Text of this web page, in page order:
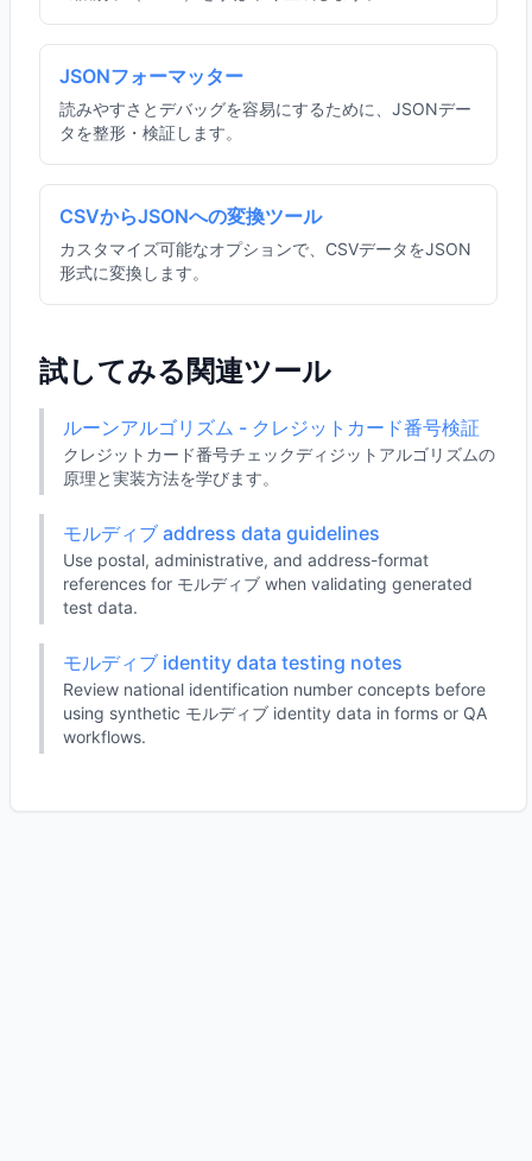
JSONフォーマッター
読みやすさとデバッグを容易にするために、JSONデー
タを整形・検証します。
CSVからJSONへの変換ツール
カスタマイズ可能なオプションで、CSVデータをJSON
形式に変換します。
試してみる関連ツール
ルーンアルゴリズム - クレジットカード番号検証
クレジットカード番号チェックディジットアルゴリズムの
原理と実装方法を学びます。
モルディブ address data guidelines
Use postal, administrative, and address-format
references for モルディブ when validating generated
test data.
モルディブ identity data testing notes
Review national identification number concepts before
using synthetic モルディブ identity data in forms or QA
workflows.